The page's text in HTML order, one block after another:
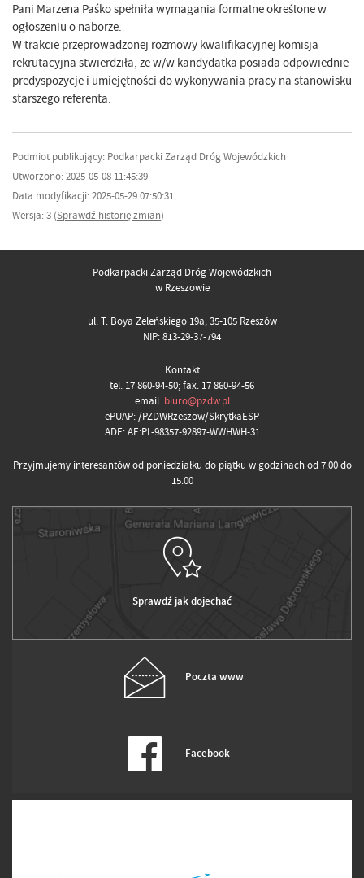
Pani Marzena Paśko spełniła wymagania formalne określone w
ogłoszeniu o naborze.
W trakcie przeprowadzonej rozmowy kwalifikacyjnej komisja
rekrutacyjna stwierdziła, że w/w kandydatka posiada odpowiednie
predyspozycje i umiejętności do wykonywania pracy na stanowisku
starszego referenta.
Podmiot publikujący: Podkarpacki Zarząd Dróg Wojewódzkich
Utworzono: 2025-05-08 11:45:39
Data modyfikacji: 2025-05-29 07:50:31
Wersja: 3 (Sprawdź historię zmian)
Podkarpacki Zarząd Dróg Wojewódzkich
w Rzeszowie
ul. T. Boya Żeleńskiego 19a, 35-105 Rzeszów
NIP: 813-29-37-794
Kontakt
tel. 17 860-94-50; fax. 17 860-94-56
email: biuro@pzdw.pl
ePUAP: /PZDWRzeszow/SkrytkaESP
ADE: AE:PL-98357-92897-WWHWH-31
Przyjmujemy interesantów od poniedziałku do piątku w godzinach od 7.00 do
15.00
Sprawdź jak dojechać
Poczta www
Facebook